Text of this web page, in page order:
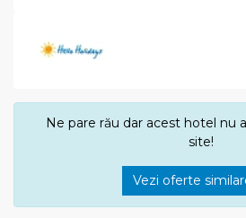
Ne pare rău dar acest hotel nu
site!
Vezi oferte